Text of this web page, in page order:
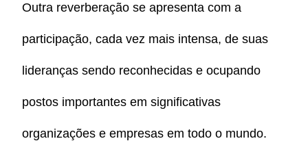
Outra reverberação se apresenta com a
participação, cada vez mais intensa, de suas
lideranças sendo reconhecidas e ocupando
postos importantes em significativas
organizações e empresas em todo o mundo.